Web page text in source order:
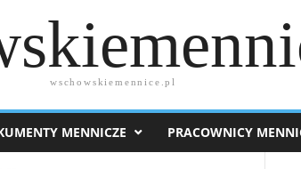
wschowskiemennice.pl
MENNICZE PRACOWNICY